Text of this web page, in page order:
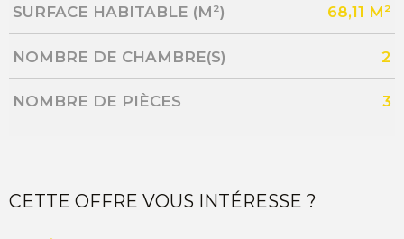
SURFACE HABITABLE (M²) 68,11 M²
NOMBRE DE CHAMBRE(S) 2
NOMBRE DE PIÈCES 3
CETTE OFFRE VOUS INTÉRESSE ?